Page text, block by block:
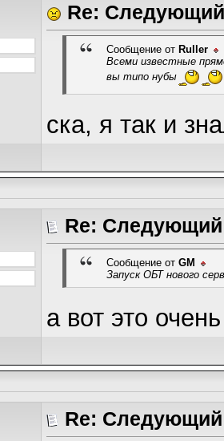
Re: Следующий
Сообщение от Ruller
Всеми известные
вы типо нубы
ска, я так и
Re: Следующий
Сообщение от GM
Запуск ОБТ нового
а вот это
Re: Следующий